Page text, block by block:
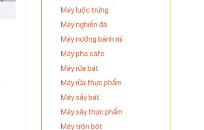
Máy luộc trứng
Máy nghiền đá
Máy nướng bánh mì
Máy pha cafe
Máy rửa bát
Máy rửa thực phẩm
Máy sấy bát
Máy sấy thực phẩm
Máy trộn bột